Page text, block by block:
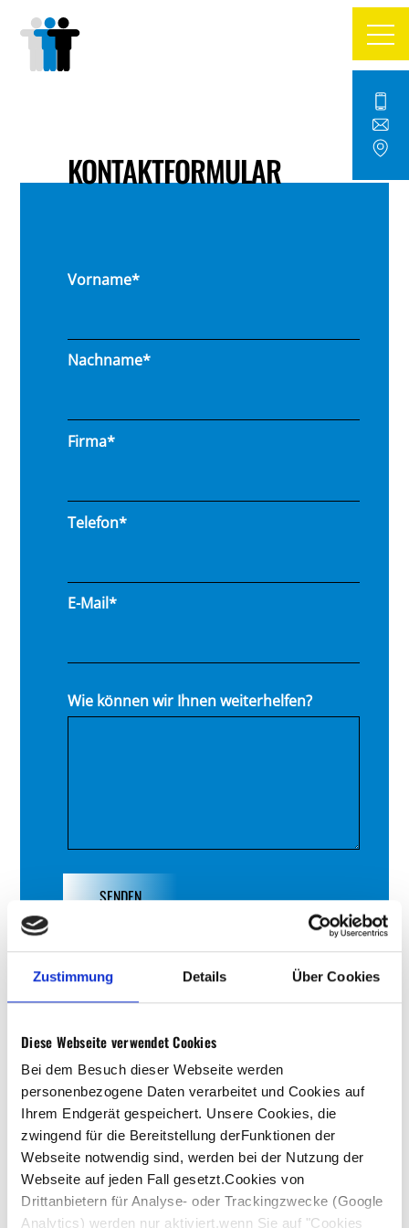
Zustimmung Details Über Cookies
Diese Webseite verwendet Cookies
Bei dem Besuch dieser Webseite werden
personenbezogene Daten verarbeitet und Cookies auf
Ihrem Endgerät gespeichert. Unsere Cookies, die
zwingend für die Bereitstellung derFunktionen der
Webseite notwendig sind, werden bei der Nutzung der
Webseite auf jeden Fall gesetzt.Cookies von
Drittanbietern für Analyse- oder Trackingzwecke (Google
Analytics) werden nur aktiviert,wenn Sie auf "Cookies
KONTAKTFORMULAR
Vorname*
Nachname*
Firma*
Telefon*
E-Mail*
Wie können wir Ihnen weiterhelfen?
Zeitkraft
GmbH &
CO.KG
Theodor-Heuss-Str.
53-63
61118 Bad Vilbel
Tel +496924742280